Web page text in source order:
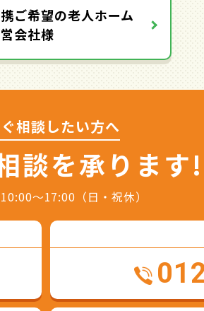
ご希望の老人ホーム
会社様
相談したい方へ
談を承ります!
～17:00（日・祝休）